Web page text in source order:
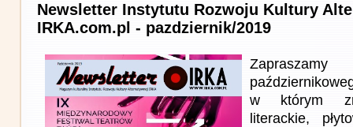
Newsletter Instytutu Rozwoju Kultury
IRKA.com.pl - pazdziernik/2019
w którym
literackie,